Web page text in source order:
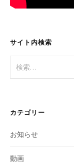
サイト内検索
索:
カテゴリー
お知らせ
動画